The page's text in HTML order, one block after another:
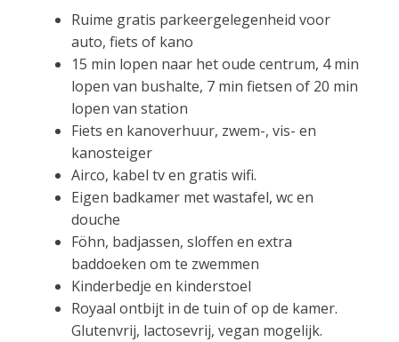
Ruime gratis parkeergelegenheid voor
auto, fiets of kano
15 min lopen naar het oude centrum, 4 min
lopen van bushalte, 7 min fietsen of 20 min
lopen van station
Fiets en kanoverhuur, zwem-, vis- en
kanosteiger
Airco, kabel tv en gratis wifi.
Eigen badkamer met wastafel, wc en
douche
Föhn, badjassen, sloffen en extra
baddoeken om te zwemmen
Kinderbedje en kinderstoel
Royaal ontbijt in de tuin of op de kamer.
Glutenvrij, lactosevrij, vegan mogelijk.